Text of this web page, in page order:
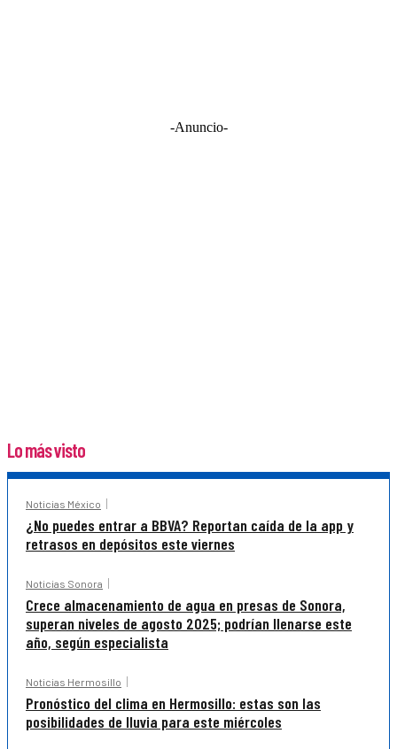
-Anuncio-
Lo más visto
Noticias México
¿No puedes entrar a BBVA? Reportan caída de la app y
retrasos en depósitos este viernes
Noticias Sonora
Crece almacenamiento de agua en presas de Sonora,
superan niveles de agosto 2025; podrían llenarse este
año, según especialista
Noticias Hermosillo
Pronóstico del clima en Hermosillo: estas son las
posibilidades de lluvia para este miércoles